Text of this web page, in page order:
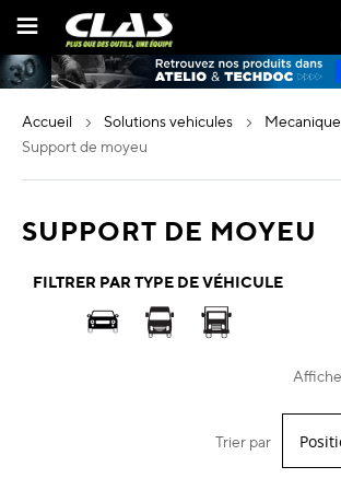
contenu
accueil solutions vehicules mecanique
support de moyeu
SUPPORT DE MOYEU
FILTRER PAR TYPE DE VÉHICULE
Trier par